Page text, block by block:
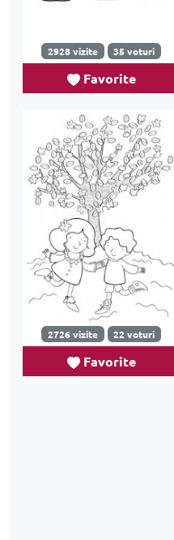
2928 vizite 35 voturi
Favorite
2726 vizite 22 voturi
Favorite